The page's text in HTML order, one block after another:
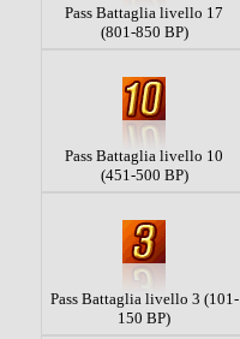
Pass Battaglia livello 17
(801-850 BP)
Pass Battaglia livello 10
(451-500 BP)
Pass Battaglia livello 3 (101-
150 BP)